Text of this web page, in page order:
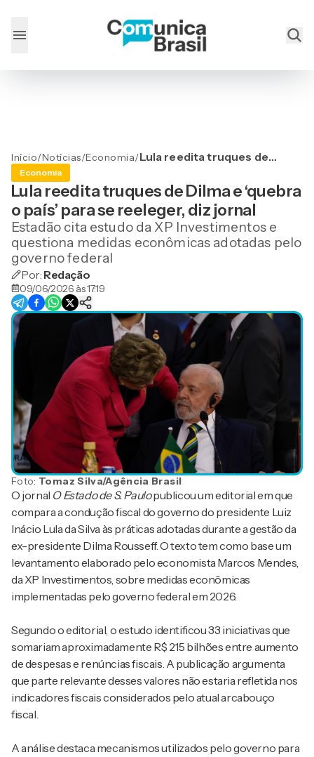
Início/Notícias/Economia/Lula reedita truques de
se reeleger, diz jornal
Economia
Lula reedita truques de Dilma e ‘quebra
o país’ para se reeleger, diz jornal
Estadão cita estudo da XP Investimentos e
questiona medidas econômicas adotadas pelo
governo federal
Por: Redação
09/06/2026 às 17:19
Foto: Tomaz Silva/Agência Brasil
O jornal O Estado de S. Paulopublicou um editorial em que
compara a condução fiscal do governo do presidente Luiz
Inácio Lula da Silva às práticas adotadas durante a gestão da
ex-presidente Dilma Rousseff. O texto tem como base um
levantamento elaborado pelo economista Marcos Mendes,
da XP Investimentos, sobre medidas econômicas
implementadas pelo governo federal em 2026.
Segundo o editorial, o estudo identificou 33 iniciativas que
somariam aproximadamente R$ 215 bilhões entre aumento
de despesas e renúncias fiscais. A publicação argumenta
que parte relevante desses valores não estaria refletida nos
indicadores fiscais considerados pelo atual arcabouço
fiscal.
A análise destaca mecanismos utilizados pelo governo para